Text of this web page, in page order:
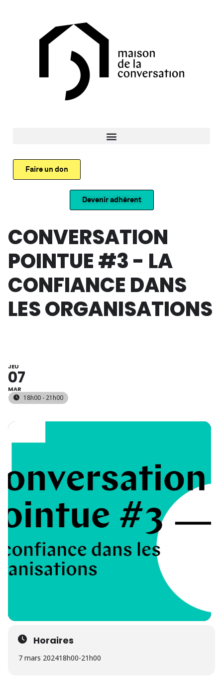
Faire un don
Devenir adhérent
CONVERSATION
POINTUE #3 - LA
CONFIANCE DANS
LES ORGANISATIONS
JEU
07
MAR
18h00 - 21h00
Horaires
7 mars 202418h00-21h00